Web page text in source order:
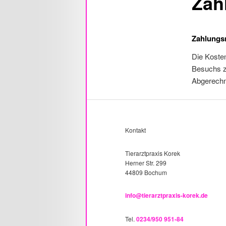
Die
Besuchs
Kontakt
Tierarztpraxis Korek
Herner Str. 299
44809 Bochum
info@tierarztpraxis-korek.de
Tel. 0234/950 951-84